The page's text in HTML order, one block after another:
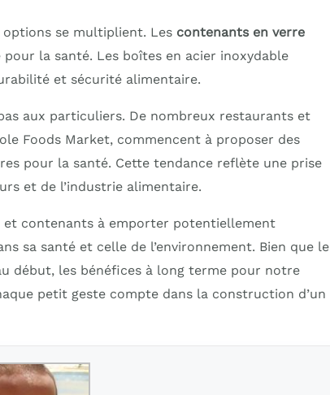
se multiplient. Les contenants en verre
la santé. Les boîtes en acier inoxydable
et sécurité alimentaire.
aux particuliers. De nombreux restaurants et
Foods Market, commencent à proposer des
pour la santé. Cette tendance reflète une prise
et de l’industrie alimentaire.
et contenants à emporter potentiellement
sa santé et celle de l’environnement. Bien que le
début, les bénéfices à long terme pour notre
petit geste compte dans la construction d’un